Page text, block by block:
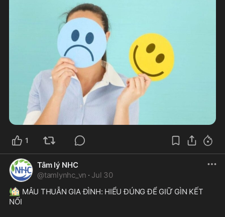
1
Tâm lý NHC
@tamlynhc_vn · Jul 30
🏡 MÂU THUẪN GIA ĐÌNH: HIỂU ĐÚNG ĐỂ GIỮ GÌN KẾT
NỐI